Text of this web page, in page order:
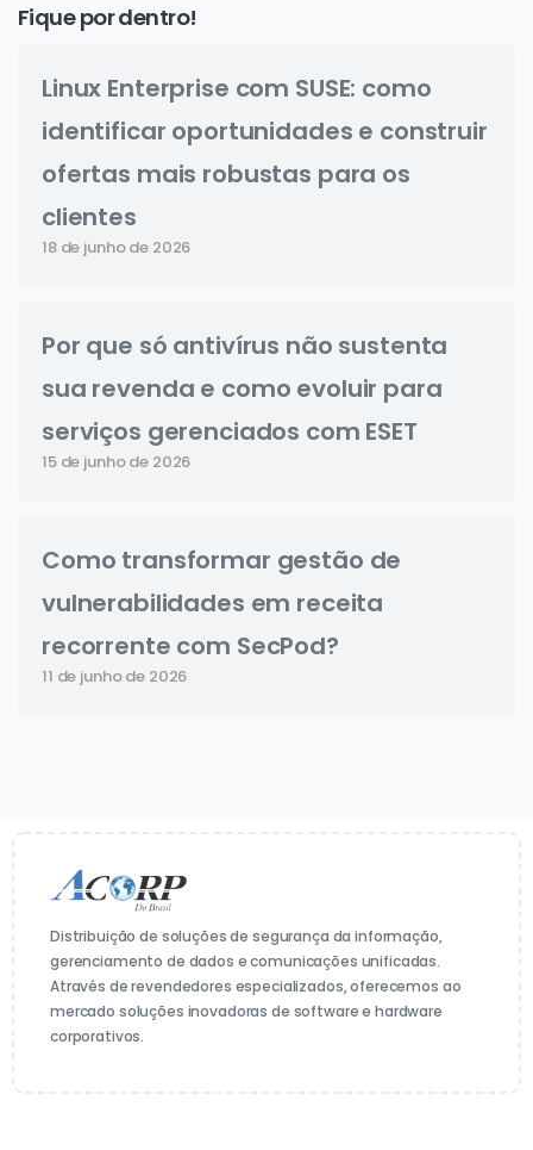
Fique por dentro!
Linux Enterprise com SUSE: como
identificar oportunidades e construir
ofertas mais robustas para os
clientes
18 de junho de 2026
Por que só antivírus não sustenta
sua revenda e como evoluir para
serviços gerenciados com ESET
15 de junho de 2026
Como transformar gestão de
vulnerabilidades em receita
recorrente com SecPod?
11 de junho de 2026
Distribuição de soluções de segurança da informação,
gerenciamento de dados e comunicações unificadas.
Através de revendedores especializados, oferecemos ao
mercado soluções inovadoras de software e hardware
corporativos.